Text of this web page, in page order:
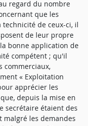
regard du nombre
que les
de ceux-ci, il
de leur propre
bonne application de
compétent ; qu'il
commerciaux,
« Exploitation
apprécier les
depuis la mise en
secrétaire étaient des
malgré les demandes